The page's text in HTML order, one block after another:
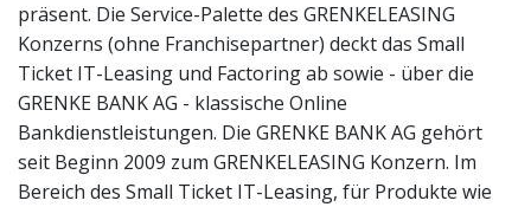
präsent. Die Service-Palette des GRENKELEASING
Konzerns (ohne Franchisepartner) deckt das Small
Ticket IT-Leasing und Factoring ab sowie - über die
GRENKE BANK AG - klassische Online
Bankdienstleistungen. Die GRENKE BANK AG gehört
seit Beginn 2009 zum GRENKELEASING Konzern. Im
Bereich des Small Ticket IT-Leasing, für Produkte wie